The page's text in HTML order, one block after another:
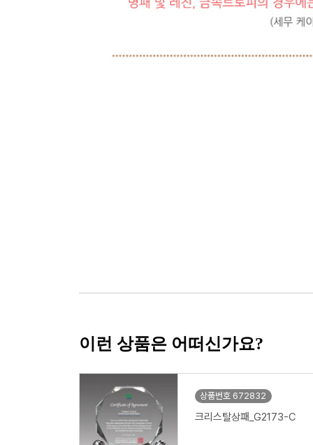
이런 상품은 어떠신가요?
상품번호 672832
크리스탈상패_G2173-C